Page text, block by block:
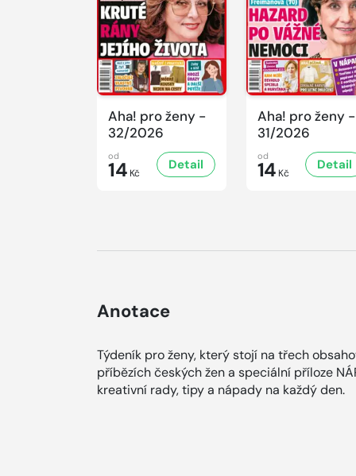
Aha! pro ženy -
32/2026
od
14 Kč
Detail
Aha! pro ženy -
31/2026
od
14 Kč
Detail
Anotace
Týdeník pro ženy, který stojí na třech
příbězích českých žen a speciální příloze
kreativní rady, tipy a nápady na každý den.